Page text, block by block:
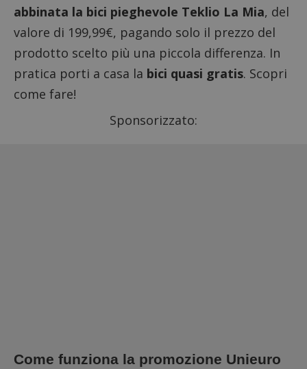
abbinata la bici pieghevole Teklio La Mia, del
valore di 199,99€, pagando solo il prezzo del
prodotto scelto più una piccola differenza. In
pratica porti a casa la bici quasi gratis. Scopri
come fare!
Sponsorizzato:
Come funziona la promozione Unieuro